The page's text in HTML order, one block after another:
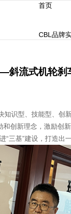
首页
CBL品牌
斜流式机轮刹
识型、技能型、创
创新理念，激励创
“三基”建设，打造